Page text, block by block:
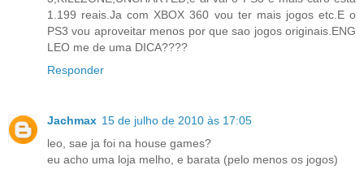
1.199 reais.Ja com XBOX 360 vou ter mais jogos etc.E o
PS3 vou aproveitar menos por que sao jogos originais.ENG
LEO me de uma DICA????
Responder
Jachmax 15 de julho de 2010 às 17:05
leo, sae ja foi na house games?
eu acho uma loja melho, e barata (pelo menos os jogos)